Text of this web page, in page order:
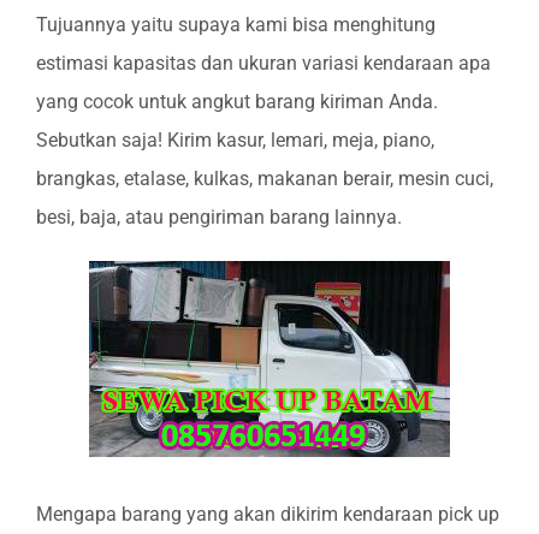
Tujuannya yaitu supaya kami bisa menghitung
estimasi kapasitas dan ukuran variasi kendaraan apa
yang cocok untuk angkut barang kiriman Anda.
Sebutkan saja! Kirim kasur, lemari, meja, piano,
brangkas, etalase, kulkas, makanan berair, mesin cuci,
besi, baja, atau pengiriman barang lainnya.
Mengapa barang yang akan dikirim kendaraan pick up